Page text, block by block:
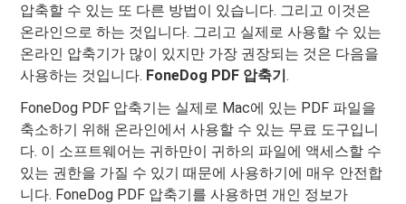
압축할 수 있는 또 다른 방법이 있습니다. 그리고 이것은
온라인으로 하는 것입니다. 그리고 실제로 사용할 수 있는
온라인 압축기가 많이 있지만 가장 권장되는 것은 다음을
사용하는 것입니다. FoneDog PDF 압축기.
FoneDog PDF 압축기는 실제로 Mac에 있는 PDF 파일을
축소하기 위해 온라인에서 사용할 수 있는 무료 도구입니
다. 이 소프트웨어는 귀하만이 귀하의 파일에 액세스할 수
있는 권한을 가질 수 있기 때문에 사용하기에 매우 안전합
니다. FoneDog PDF 압축기를 사용하면 개인 정보가